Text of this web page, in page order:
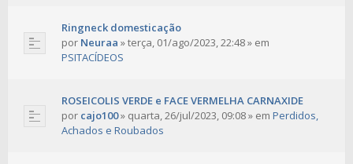
Ringneck domesticação
por Neuraa »terça, 01/ago/2023, 22:48» em
PSITACÍDEOS
ROSEICOLIS VERDE e FACE VERMELHA CARNAXIDE
por cajo100» quarta, 26/jul/2023, 09:08» em Perdidos,
Achados e Roubados